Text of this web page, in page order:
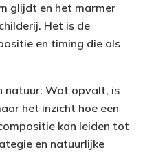
glijdt en het marmer
Het is de
en timing die als
natuur: Wat opvalt, is
het inzicht hoe een
kan leiden tot
en natuurlijke